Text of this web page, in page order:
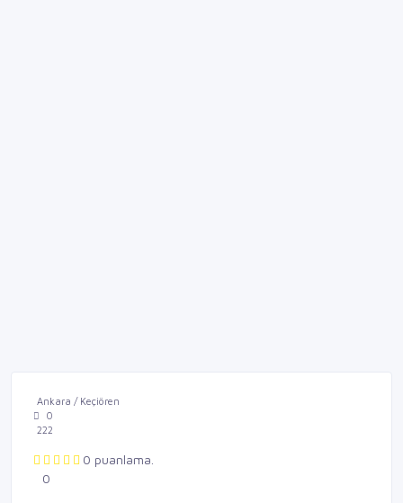
Ankara / Keçiören
0
222
0 puanlama.
0